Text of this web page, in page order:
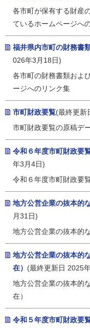
各市町が保有する財産
ているホームページへ
福井県内市町の財務書
026年3月18日)
各市町の財務書類およ
ージへのリンク集
市町財政要覧(最終更新
市町財政要覧の原稿デ
令和６年度市町財政要
年3月4日)
令和６年度市町財政要
地方公営企業の抜本的
月31日)
地方公営企業の抜本的
地方公営企業の抜本的
在） (最終更新日 2025
地方公営企業の抜本的
在）
令和５年度市町財政要